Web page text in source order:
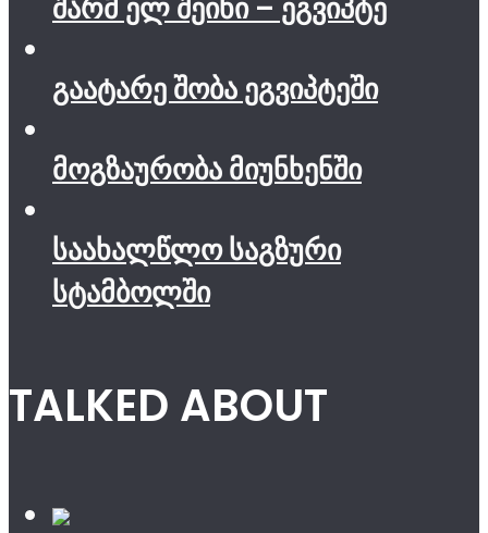
შარმ ელ შეიხი – ეგვიპტე
გაატარე შობა ეგვიპტეში
მოგზაურობა მიუნხენში
საახალწლო საგზური
სტამბოლში
TALKED ABOUT